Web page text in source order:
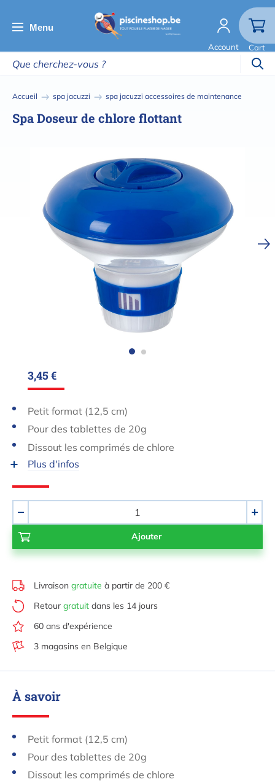
au
principal
Menu
Account Cart
Fil
Accueil spa jacuzzi spa jacuzzi accessoires de maintenance
Spa Doseur de chlore flottant
3,45 €
Petit format (12,5 cm)
Pour des tablettes de 20g
Dissout les comprimés de chlore
Plus d'infos
+
Livraison gratuite à partir de 200 €
Retour gratuit dans les 14 jours
60 ans d'expérience
3 magasins en Belgique
À savoir
Petit format (12,5 cm)
Pour des tablettes de 20g
Dissout les comprimés de chlore